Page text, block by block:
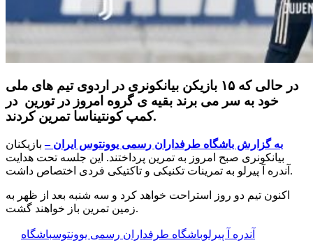
در حالی که ۱۵ بازیکن بیانکونری در اردوی تیم های ملی
خود به سر می برند بقیه ی گروه امروز در تورین در
کمپ کونتیناسا تمرین کردند.
به گزارش باشگاه طرفداران رسمی یوونتوس ایران –بازیکنان
بیانکونری صبح امروز به تمرین پرداختند. این جلسه تحت هدایت
آندره آ پیرلو به تمرینات تکنیکی و تاکتیکی فردی اختصاص داشت.
اکنون تیم دو روز استراحت خواهد کرد و سه شنبه بعد از ظهر به
زمین تمرین باز خواهند گشت.
آندره آ پیرلوباشگاه طرفداران رسمی یوونتوسباشگاه